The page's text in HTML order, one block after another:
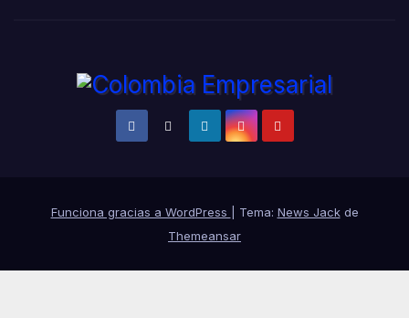
Funciona gracias a WordPress Tema: News Jackde
Themeansar